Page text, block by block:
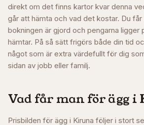
direkt om det finns kartor kvar denna
går att hämta och vad det kostar. Du får
bokningen är gjord och pengarna ligger
hämtar. På så sätt frigörs både din tid
något som är extra värdefullt för dig
sidan av jobb eller familj.
Vad får man för ägg i
Prisbilden för ägg i Kiruna följer i stort